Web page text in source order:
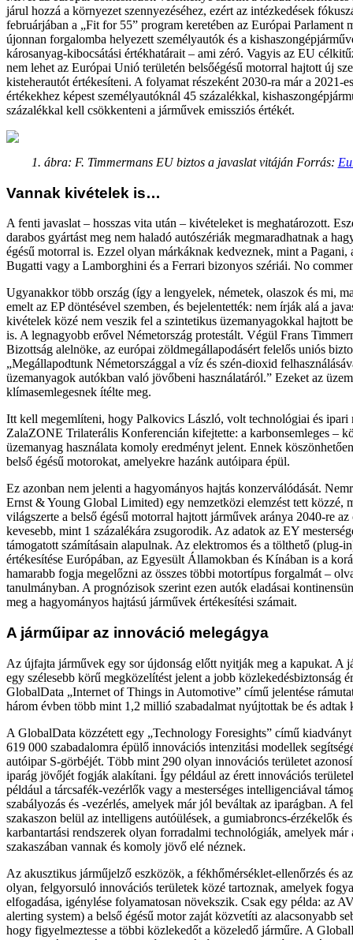
járul hozzá a környezet szennyezéséhez, ezért az intézkedések
februárjában a „Fit for 55” program keretében az Európai Parlament
újonnan forgalomba helyezett személyautók és a
károsanyag-kibocsátási értékhatárait – ami zéró. Vagyis az EU
nem lehet az Európai Unió területén belsőégésű motorral hajtott új
kisteherautót értékesíteni. A folyamat részeként 2030-ra már a 2021-
értékekhez képest személyautóknál 45 százalékkal,
százalékkal kell csökkenteni a járművek emissziós értékét.
1. ábra: F. Timmermans EU biztos a javaslat vitáján Forrás:
Vannak kivételek is…
A fenti javaslat – hosszas vita után – kivételeket is meghatározott.
darabos gyártást meg nem haladó autószériák megmaradhatnak a
égésű motorral is. Ezzel olyan márkáknak kedveznek, mint a Pagani,
Bugatti vagy a Lamborghini és a Ferrari bizonyos szériái. No
Ugyanakkor több ország (így a lengyelek, németek, olaszok és mi,
emelt az EP döntésével szemben, és bejelentették: nem írják alá a
kivételek közé nem veszik fel a szintetikus üzemanyagokkal hajtott
is. A legnagyobb erővel Németország protestált. Végül Frans
Bizottság alelnöke, az európai zöldmegállapodásért felelős uniós
„Megállapodtunk Németországgal a víz és szén-dioxid
üzemanyagok autókban való jövőbeni használatáról.” Ezeket az
klímasemlegesnek ítélte meg.
Itt kell megemlíteni, hogy Palkovics László, volt technológiai és ipari
ZalaZONE Trilaterális Konferencián kifejtette: a karbonsemleges –
üzemanyag használata komoly eredményt jelent. Ennek
belső égésű motorokat, amelyekre hazánk autóipara épül.
Ez azonban nem jelenti a hagyományos hajtás konzerválódását.
Ernst & Young Global Limited) egy nemzetközi elemzést tett közzé,
világszerte a belső égésű motorral hajtott járművek aránya 2040-re az
kevesebb, mint 1 százalékára zsugorodik. Az adatok az EY
támogatott számításain alapulnak. Az elektromos és a tölthető (plug-
értékesítése Európában, az Egyesült Államokban és Kínában is a
hamarabb fogja megelőzni az összes többi motortípus forgalmát –
tanulmányban. A prognózisok szerint ezen autók eladásai
meg a hagyományos hajtású járművek értékesítési számait.
A járműipar az innováció melegágya
Az újfajta járművek egy sor újdonság előtt nyitják meg a kapukat. A
egy szélesebb körű megközelítést jelent a jobb közlekedésbiztonság
GlobalData „Internet of Things in Automotive” című jelentése
három évben több mint 1,2 millió szabadalmat nyújtottak be és adtak
A GlobalData közzétett egy „Technology Foresights” című
619 000 szabadalomra épülő innovációs intenzitási modellek
autóipar S-görbéjét. Több mint 290 olyan innovációs területet
iparág jövőjét fogják alakítani. Így például az érett innovációs
például a tárcsafék-vezérlők vagy a mesterséges intelligenciával
szabályozás és -vezérlés, amelyek már jól beváltak az iparágban. A
szakaszon belül az intelligens autóülések, a gumiabroncs-érzékelők
karbantartási rendszerek olyan forradalmi technológiák, amelyek már
szakaszában vannak és komoly jövő elé néznek.
Az akusztikus járműjelző eszközök, a fékhőmérséklet-ellenőrzés és
olyan, felgyorsuló innovációs területek közé tartoznak, amelyek
elfogadása, igénylése folyamatosan növekszik. Csak egy példa: az
alerting system) a belső égésű motor zaját közvetíti az alacsonyabb
hogy figyelmeztesse a többi közlekedőt a közeledő járműre. A